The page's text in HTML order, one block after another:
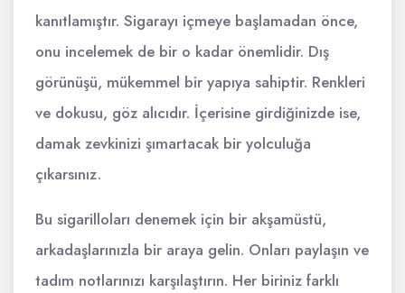
kanıtlamıştır. Sigarayı içmeye başlamadan önce,
onu incelemek de bir o kadar önemlidir. Dış
görünüşü, mükemmel bir yapıya sahiptir. Renkleri
ve dokusu, göz alıcıdır. İçerisine girdiğinizde ise,
damak zevkinizi şımartacak bir yolculuğa
çıkarsınız.
Bu sigarilloları denemek için bir akşamüstü,
arkadaşlarınızla bir araya gelin. Onları paylaşın ve
tadım notlarınızı karşılaştırın. Her biriniz farklı